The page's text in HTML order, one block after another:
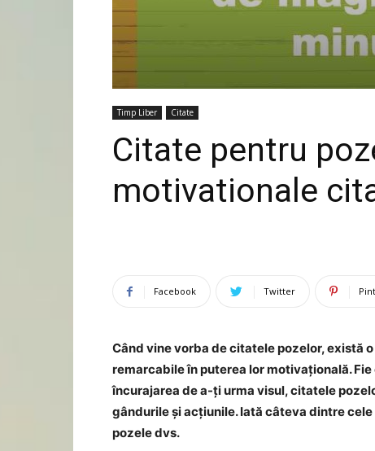
Timp Liber Citate
Citate pentru
motivationale
Facebook Twitter
Când vine vorba de citatele pozelor, există
remarcabile în puterea lor motivațională.
încurajarea de a-ți urma visul, citatele
gândurile și acțiunile. Iată câteva dintre
pozele dvs.